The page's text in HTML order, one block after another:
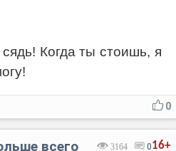
Когда ты стоишь, я
0
16+
3164 0
всего